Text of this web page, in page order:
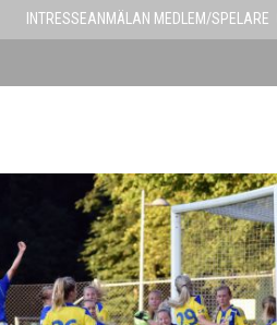
INTRESSEANMÄLAN MEDLEM/SPELARE